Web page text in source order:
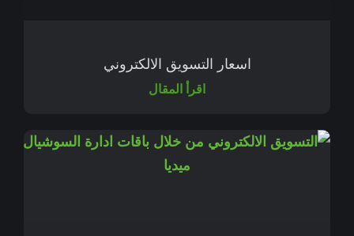
اسعار التسويق الالكتروني
اقرأ المقال